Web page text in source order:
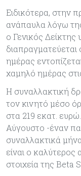
Ειδικότερα, στην
ανάπαυλα λόγω
ο Γενικός Δείκτης
διαπραγματεύεται
ημέρας
χαμηλό ημέρας
Η συναλλακτική
τον κινητό μέσο
στα 219 εκατ.
Αύγουστο -έναν
συναλλακτικά
είναι ο
στοιχεία της Beta